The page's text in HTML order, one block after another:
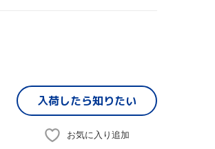
入荷したら知りたい
お気に入り追加